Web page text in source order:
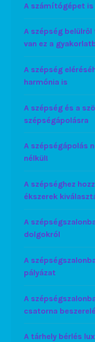
A számítógépet is
A szépség
van ez a
A szépség
harmónia is
A szépség és a
szépségápolásra
A szépségápolás
nélkül!
A szépséghez
ékszerek
A
dolgokról
A
pályázat
A
csatorna
A tárhely bérlés